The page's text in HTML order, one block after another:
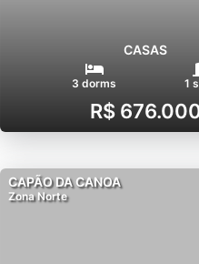
CASAS
3 dorms 1
R$
CAPÃO DA CANOA
Zona Norte